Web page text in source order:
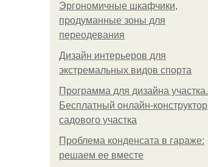
Эргономичные шкафчики,
продуманные зоны для
переодевания
Дизайн интерьеров для
экстремальных видов спорта
Программа для дизайна участка.
Бесплатный онлайн-конструктор
садового участка
Проблема конденсата в гараже:
решаем ее вместе